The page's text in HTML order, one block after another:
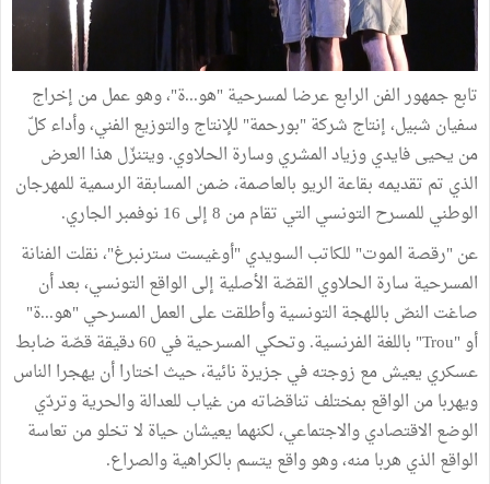
تابع جمهور الفن الرابع عرضا لمسرحية "هو...ة"، وهو عمل من إخراج
سفيان شبيل، إنتاج شركة "بورحمة" للإنتاج والتوزيع الفني، وأداء كلّ
من يحيى فايدي وزياد المشري وسارة الحلاوي. ويتنزّل هذا العرض
الذي تم تقديمه بقاعة الريو بالعاصمة، ضمن المسابقة الرسمية للمهرجان
الوطني للمسرح التونسي التي تقام من 8 إلى 16 نوفمبر الجاري.
عن "رقصة الموت" للكاتب السويدي "أوغيست سترنبرغ"، نقلت الفنانة
المسرحية سارة الحلاوي القصّة الأصلية إلى الواقع التونسي، بعد أن
صاغت النصّ باللهجة التونسية وأطلقت على العمل المسرحي "هو...ة"
أو "Trou" باللغة الفرنسية. وتحكي المسرحية في 60 دقيقة قصّة ضابط
عسكري يعيش مع زوجته في جزيرة نائية، حيث اختارا أن يهجرا الناس
ويهربا من الواقع بمختلف تناقضاته من غياب للعدالة والحرية وتردّي
الوضع الاقتصادي والاجتماعي، لكنهما يعيشان حياة لا تخلو من تعاسة
الواقع الذي هربا منه، وهو واقع يتسم بالكراهية والصراع.